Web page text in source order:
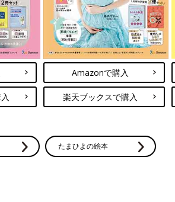
稚園教諭・幼児教室こんぺいと代表）
Q＆A】からの引用です。
するママもいるようですね！事前の検尿も
うなので、早めに練習してみたり、チャレ
日はスムーズに進むのではないでしょう
児絵日記 #28] ムスメ、３歳、入園。
Amazonで購入
楽天ブックスで購入
たまひよの絵本